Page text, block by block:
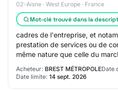
02-Aisne · West Europe · France
Mot-clé trouvé dans la
cadres de l'entreprise, et
prestation de services ou de
même nature que celle du
l'organigramme du prestataire
Acheteur: BREST MÉTROPOLEDate
Date limite: 14 sept. 2026